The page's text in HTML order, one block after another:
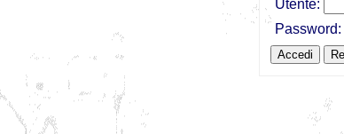
Utente:
Password: